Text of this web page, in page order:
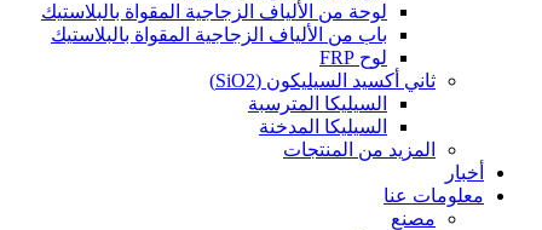
لوحة من الألياف الزجاجية المقواة بالبلاستيك
باب من الألياف الزجاجية المقواة بالبلاستيك
لوح FRP
ثاني أكسيد السيليكون (SiO2)
السيليكا المترسبة
السيليكا المدخنة
المزيد من المنتجات
أخبار
معلومات عنا
مصنع